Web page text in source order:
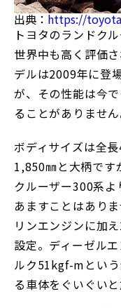
出典：https://
トヨタのランドク
世界中も高く評価
デルは2009年に登
が、その性能は今
ることがありません
ボディサイズは全
1,850㎜と大柄です
クルーザー300系よ
あますことはあり
リンエンジンに加
設定。ディーゼル
ルク51kgf-mとい
る車体をぐいぐい